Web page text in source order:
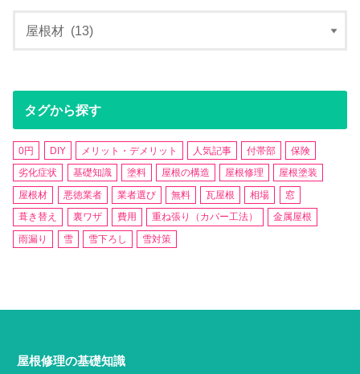
タグから探す
0円 DIY メリット・デメリット 人気記事 付帯部
保険
劣化症状
基礎知識 塗料 屋根の構造 屋根修理
屋根塗装
屋根材
悪徳業者 業者選び 無料 瓦屋根 相場
窓
葺き替え
裏ワザ 費用 重ね張り（カバー工法）
金属屋根
雨漏り
雪 雪下ろし 雪対策
屋根修理の基礎知識